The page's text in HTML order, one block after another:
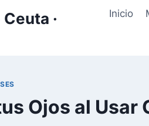
·
Inicio
Ojos al Usar